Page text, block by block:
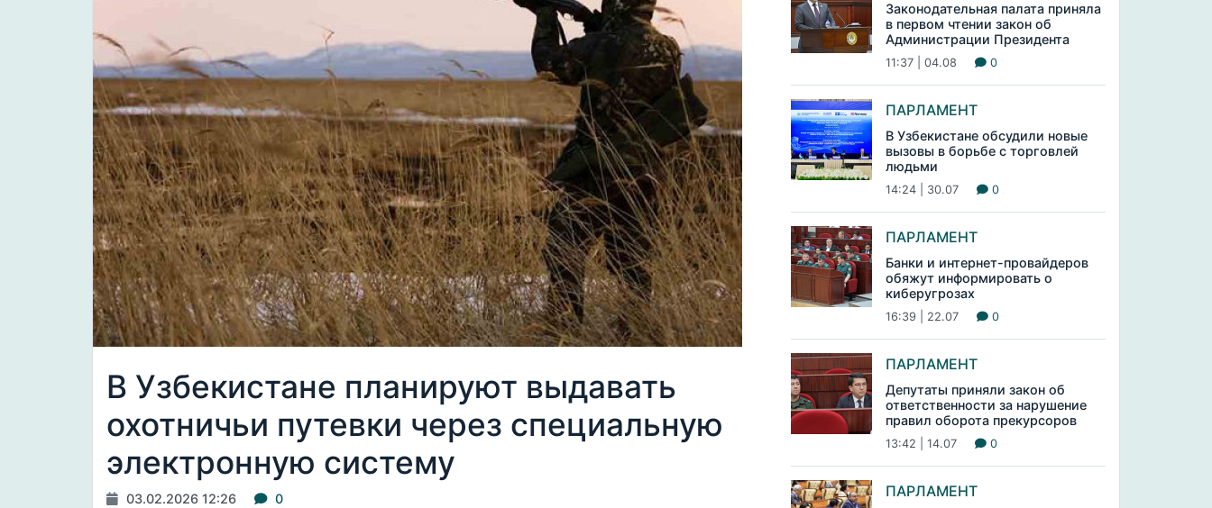
В Узбекистане планируют выдавать
охотничьи путевки через специальную
электронную систему
03.02.2026 12:26 0
Законодательная палата приняла
в первом чтении закон об
Администрации Президента
11:37 | 04.08 0
ПАРЛАМЕНТ
В Узбекистане обсудили новые
вызовы в борьбе с торговлей
людьми
14:24 | 30.07 0
ПАРЛАМЕНТ
Банки и интернет-провайдеров
обяжут информировать о
киберугрозах
16:39 | 22.07 0
ПАРЛАМЕНТ
Депутаты приняли закон об
ответственности за нарушение
правил оборота прекурсоров
13:42 | 14.07 0
ПАРЛАМЕНТ